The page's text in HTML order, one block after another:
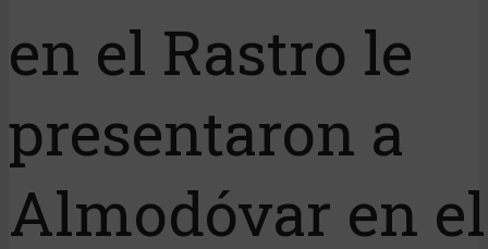
en el Rastro le
presentaron a
Almodóvar en